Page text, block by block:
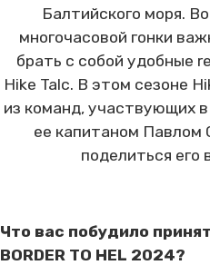
Балтийского моря.
многочасовой гонки
брать с собой удобные
Hike Talc. В этом сезоне
из команд, участвующих
ее капитаном
поделиться его
Что вас побудило
BORDER TO HEL 2024?